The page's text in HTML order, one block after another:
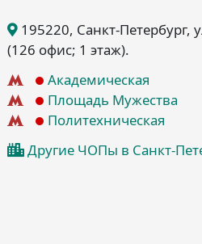
195220, Санкт-Петербург,
(126 офис; 1 этаж).
Академическая
Площадь Мужества
Политехническая
Другие ЧОПы в Санкт-